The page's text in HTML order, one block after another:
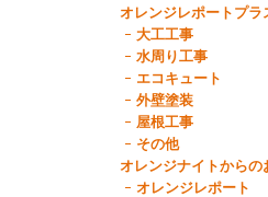
オレンジレポートプラ
大工工事
水周り工事
エコキュート
外壁塗装
屋根工事
その他
オレンジナイトからの
オレンジレポート